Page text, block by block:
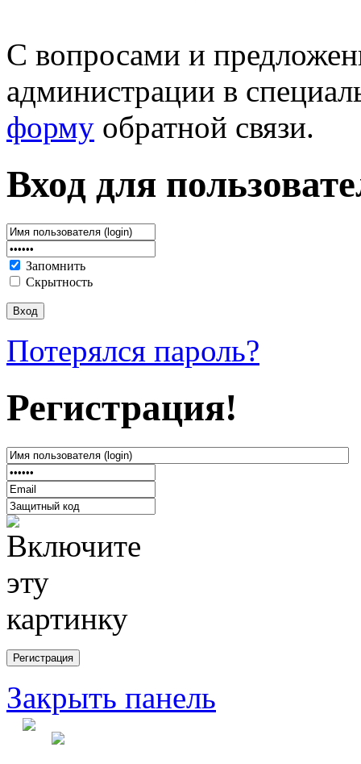
С вопросами и
администрации в
форму обратной связи.
Вход для
Запомнить
Скрытность
Потерялся пароль?
Регистрация!
Закрыть панель